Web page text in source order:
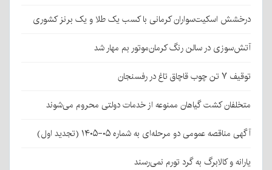
درخشش اسکیت‌سواران کرمانی با کسب یک طلا و یک برنز کشوری
آتش‌سوزی در سالن رنگ کرمان‌موتور بم مهار شد
توقیف ۷ تن چوب قاچاق تاغ در رفسنجان
متخلفان کشت گیاهان ممنوعه از خدمات دولتی محروم می‌شوند
آگهی مناقصه عمومی دو مرحله‌ای به شماره ۰۵-۱۴۰۵ (تجدید اول)
یارانه و کالابرگ به گرد تورم نمی‌رسند